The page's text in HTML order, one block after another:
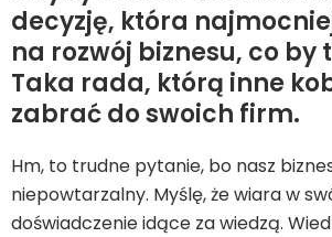
decyzję, która najmocniej
na rozwój biznesu, co by
Taka rada, którą inne
zabrać do swoich firm.
Hm, to trudne pytanie, bo nasz
niepowtarzalny. Myślę, że wiara w
doświadczenie idące za wiedzą.